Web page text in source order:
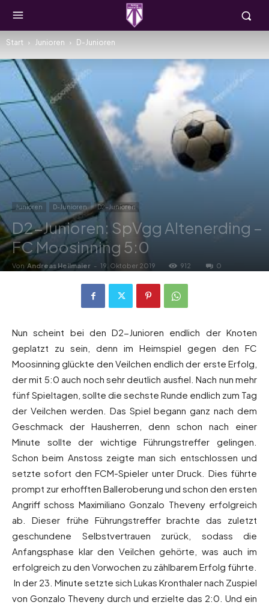
Start Junioren D-Junioren
Junioren D-Junioren D2-Junioren
D2-Junioren: SpVgg Altenerding –
FC Moosinning 5:0
Von Andreas Heilmaier - 19. Oktober 2019 912 0
Nun scheint bei den D2-Junioren endlich der Knoten
geplatzt zu sein, denn im Heimspiel gegen den FC
Moosinning glückte den Veilchen endlich der erste Erfolg,
der mit 5:0 auch noch sehr deutlich ausfiel. Nach nun mehr
fünf Spieltagen, sollte die sechste Runde endlich zum Tag
der Veilchen werden. Das Spiel begann ganz nach dem
Geschmack der Hausherren, denn schon nach einer
Minute sollte der wichtige Führungstreffer gelingen.
Schon beim Anstoss zeigte man sich entschlossen und
setzte sofort den FCM-Spieler unter Druck. Dies führte
prompt zur erhofften Balleroberung und schon den ersten
Angriff schoss Maximiliano Gonzalo Theveny erfolgreich
ab. Dieser frühe Führungstreffer brachte das zuletzt
geschundene Selbstvertrauen zurück, sodass die
Anfangsphase klar den Veilchen gehörte, was auch im
erfolgreich zu den Vorwochen zu zählbarem Erfolg führte.
In der 23. Minute setzte sich Lukas Kronthaler nach Zuspiel
von Gonzalo Theveny durch und erzielte das 2:0. Und ein